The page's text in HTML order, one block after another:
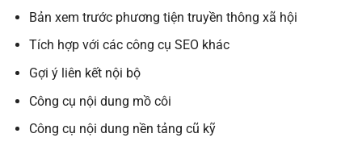
Bản xem trước phương tiện truyền thông xã hội
Tích hợp với các công cụ SEO khác
Gợi ý liên kết nội bộ
Công cụ nội dung mồ côi
Công cụ nội dung nền tảng cũ kỹ